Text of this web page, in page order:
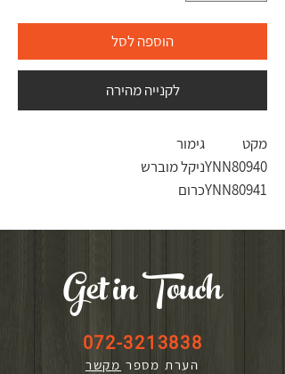
הוספה לסל
לקנייה מהירה
מקט
גימור
YNN80940ניקל מוברש
YNN80941כרום
Get in Touch
072-3213838
הערת מספר מקשר